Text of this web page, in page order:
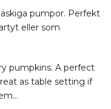
pumpor. Perfekt
eller som
pumpkins. A perfect
as table setting if